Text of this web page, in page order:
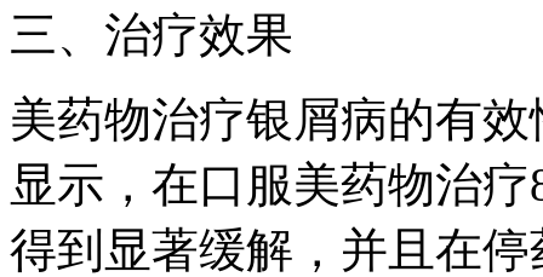
三、治疗效果
美药物治疗银屑病的有
显示，在口服美药物治
得到显著缓解，并且在